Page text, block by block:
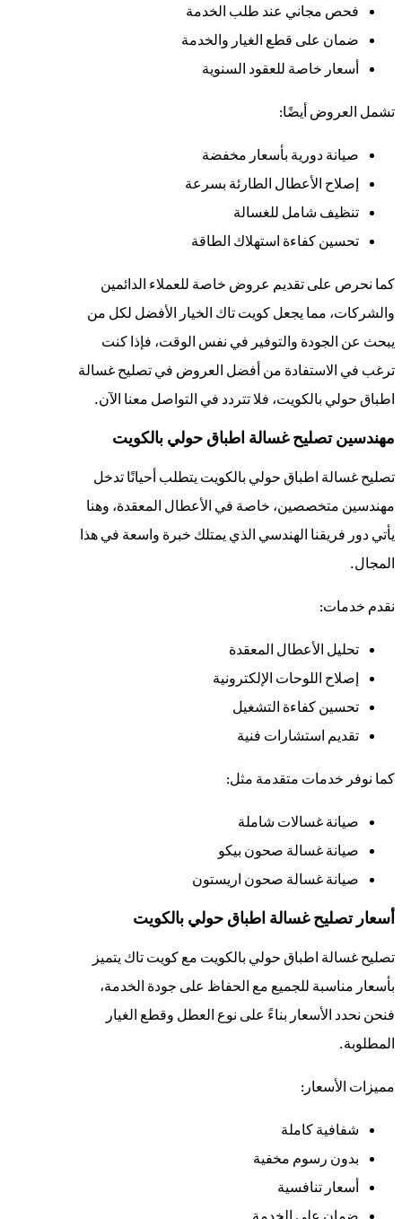
فحص مجاني عند طلب الخدمة
ضمان على قطع الغيار والخدمة
أسعار خاصة للعقود السنوية
تشمل العروض أيضًا:
صيانة دورية بأسعار مخفضة
إصلاح الأعطال الطارئة بسرعة
تنظيف شامل للغسالة
تحسين كفاءة استهلاك الطاقة
كما نحرص على تقديم عروض خاصة للعملاء الدائمين
والشركات، مما يجعل كويت تاك الخيار الأفضل لكل من
يبحث عن الجودة والتوفير في نفس الوقت، فإذا كنت
ترغب في الاستفادة من أفضل العروض في تصليح غسالة
اطباق حولي بالكويت، فلا تتردد في التواصل معنا الآن.
مهندسين تصليح غسالة اطباق حولي بالكويت
تصليح غسالة اطباق حولي بالكويت يتطلب أحيانًا تدخل
مهندسين متخصصين، خاصة في الأعطال المعقدة، وهنا
يأتي دور فريقنا الهندسي الذي يمتلك خبرة واسعة في هذا
المجال.
نقدم خدمات:
تحليل الأعطال المعقدة
إصلاح اللوحات الإلكترونية
تحسين كفاءة التشغيل
تقديم استشارات فنية
كما نوفر خدمات متقدمة مثل:
صيانة غسالات شاملة
صيانة غسالة صحون بيكو
صيانة غسالة صحون اريستون
أسعار تصليح غسالة اطباق حولي بالكويت
تصليح غسالة اطباق حولي بالكويت مع كويت تاك يتميز
بأسعار مناسبة للجميع مع الحفاظ على جودة الخدمة،
فنحن نحدد الأسعار بناءً على نوع العطل وقطع الغيار
المطلوبة.
مميزات الأسعار:
شفافية كاملة
بدون رسوم مخفية
أسعار تنافسية
ضمان على الخدمة